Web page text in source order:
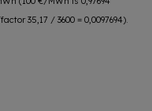
35,17 / 3600 = 0,0097694).